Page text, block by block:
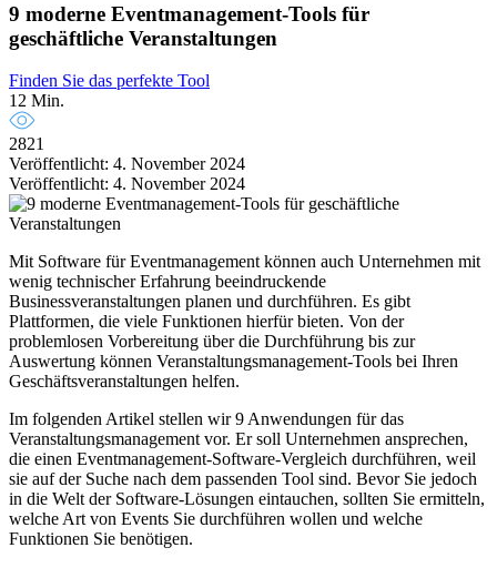
9 moderne Eventmanagement-Tools für
geschäftliche Veranstaltungen
Finden Sie das perfekte Tool
12 Min.
2821
Veröffentlicht: 4. November 2024
Veröffentlicht: 4. November 2024
Mit Software für Eventmanagement können auch Unternehmen mit
wenig technischer Erfahrung beeindruckende
Businessveranstaltungen planen und durchführen. Es gibt
Plattformen, die viele Funktionen hierfür bieten. Von der
problemlosen Vorbereitung über die Durchführung bis zur
Auswertung können Veranstaltungsmanagement-Tools bei Ihren
Geschäftsveranstaltungen helfen.
Im folgenden Artikel stellen wir 9 Anwendungen für das
Veranstaltungsmanagement vor. Er soll Unternehmen ansprechen,
die einen Eventmanagement-Software-Vergleich durchführen, weil
sie auf der Suche nach dem passenden Tool sind. Bevor Sie jedoch
in die Welt der Software-Lösungen eintauchen, sollten Sie ermitteln,
welche Art von Events Sie durchführen wollen und welche
Funktionen Sie benötigen.